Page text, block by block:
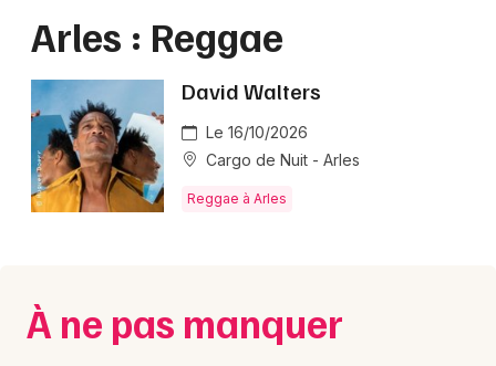
Grands événements
Activité & Expérience
Spectacles
Bordeaux
Lille
Lyon
Marseille
Montpellier
Nantes
Arles : Reggae
David Walters
Le 16/10/2026
Cargo de Nuit - Arles
Reggae à Arles
À ne pas manquer
Provence-Alpes-Côte-d'Azur
Partout
Quand ?
Aujourd'hui
Demain Ce week-end Autre